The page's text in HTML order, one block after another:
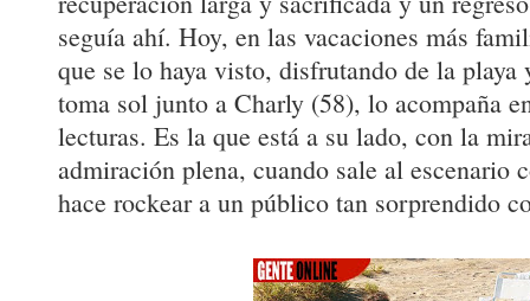
seguía ahí. Hoy, en las vacaciones más
que se lo haya visto, disfrutando de la
toma sol junto a Charly (58), lo acompaña
lecturas. Es la que está a su lado, con la
admiración plena, cuando sale al escenario
hace rockear a un público tan sorprendido